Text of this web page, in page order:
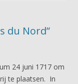
du Nord”
24 juni 1717 om
te plaatsen. In